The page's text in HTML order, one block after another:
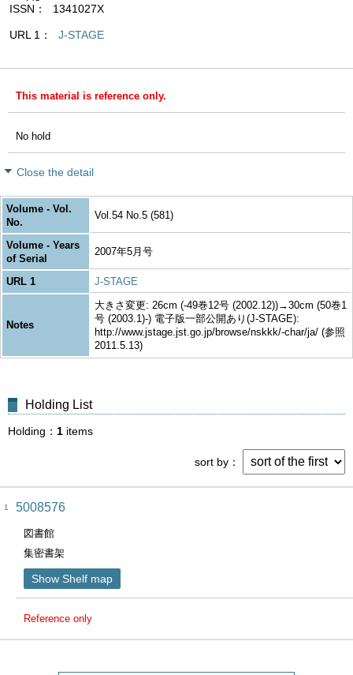
ISSN
1341027X
URL 1 J-STAGE
This material is reference only.
No hold
Close the detail
Volume - Vol.
No.
Vol.54 No.5 (581)
Volume - Years
of Serial
2007年5月号
URL 1 J-STAGE
Notes
大きさ変更: 26cm (-49巻12号 (2002.12))→30cm (50巻1
号 (2003.1)-) 電子版一部公開あり(J-STAGE):
http://www.jstage.jst.go.jp/browse/nskkk/-char/ja/ (参照
2011.5.13)
Holding List
Holding 1 items
sort by
1 5008576
図書館
集密書架
Show Shelf map
Reference only